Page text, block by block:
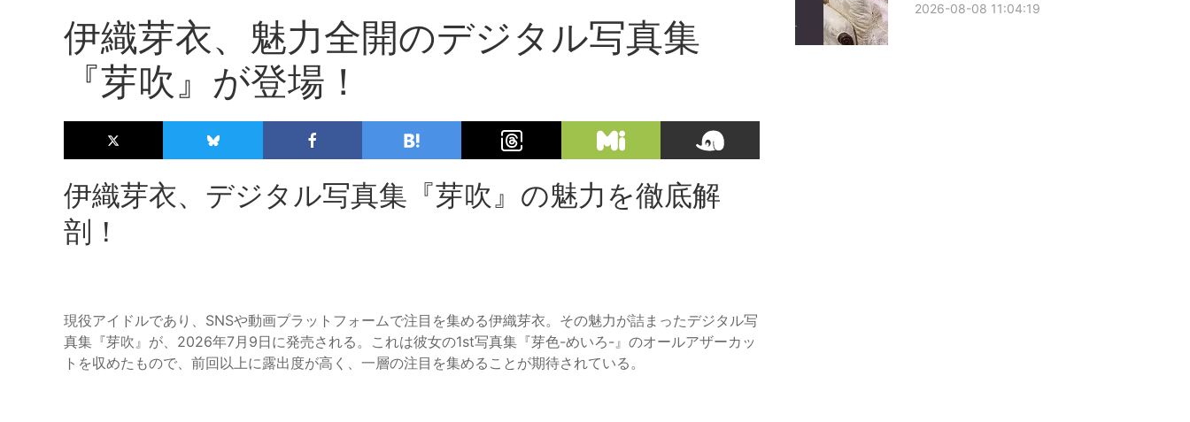
伊織芽衣、魅力全開のデジタル写真集
『芽吹』が登場！
伊織芽衣、デジタル写真集『芽吹』の魅力を徹底解
剖！
現役アイドルであり、SNSや動画プラットフォームで注目を集める伊織芽衣。その魅力が詰まったデジタル写
真集『芽吹』が、2026年7月9日に発売される。これは彼女の1st写真集『芽色-めいろ-』のオールアザーカッ
トを収めたもので、前回以上に露出度が高く、一層の注目を集めることが期待されている。
2026-08-08 11:04:19